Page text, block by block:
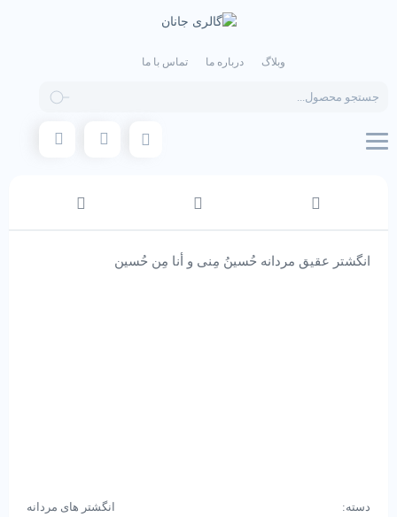
وبلاگ درباره ما تماس با ما
search
انگشتر عقیق مردانه حُسینُ مِنی و أنا مِن حُسين
دسته:
انگشتر های مردانه